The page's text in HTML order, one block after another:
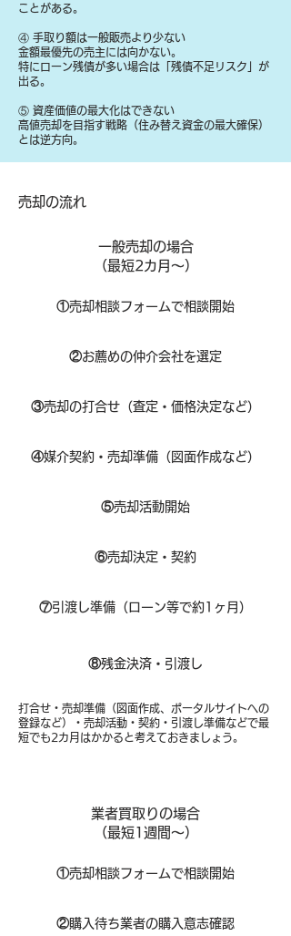
ことがある。
④ 手取り額は一般販売より少ない
金額最優先の売主には向かない。
特にローン残債が多い場合は「残債不足リスク」が
出る。
⑤ 資産価値の最大化はできない
高値売却を目指す戦略（住み替え資金の最大確保）
とは逆方向。
​売却の流れ
一般売却の場合
​（最短2カ月～）
①​売却相談フォームで相談開始
②お薦めの仲介会社を選定
③売却の打合せ（査定・価格決定など）
④媒介契約・売却準備（図面作成など）
⑤売却活動開始
⑥売却決定・契約
⑦引渡し準備（ローン等で約1ヶ月）
打合せ・売却準備（図面作成、ポータルサイトへの
登録など）・売却活動・契約・引渡し準備などで最
短でも2カ月はかかると考えておきましょう。
⑧​残金決済・引渡し
業者買取りの場合
（​最短1週間～）
①​売却相談フォームで相談開始
②購入待ち業者の購入意志確認